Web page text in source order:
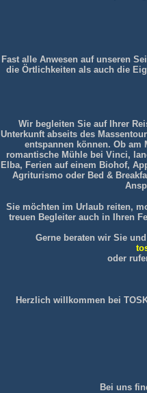
Fast alle Anwesen auf unseren
die Örtlichkeiten als auch die
Wir begleiten Sie auf Ihrer
Unterkunft abseits des
entspannen können. Ob
romantische Mühle bei Vinci,
Elba, Ferien auf einem Biohof,
Agriturismo oder Bed &
Sie möchten im Urlaub reiten,
treuen Begleiter auch in Ihren
Gerne beraten wir Sie
oder
Herzlich willkommen bei
Bei uns